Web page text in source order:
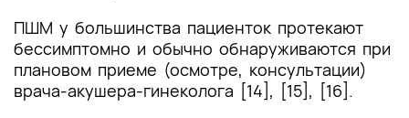
ПШМ у большинства пациенток протекают
бессимптомно и обычно обнаруживаются при
плановом приеме (осмотре, консультации)
врача-акушера-гинеколога [14], [15], [16].